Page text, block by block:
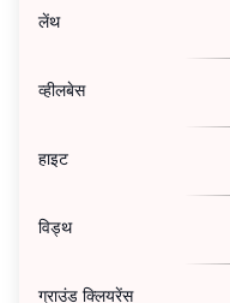
लेंथ
व्हीलबेस
हाइट
विड्थ
ग्राउंड क्लियरेंस